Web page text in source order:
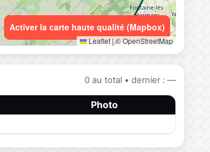
Leaflet|© OpenStreetMap
Activer la carte haute qualité (Mapbox)
0 au total • dernier : —
Photo